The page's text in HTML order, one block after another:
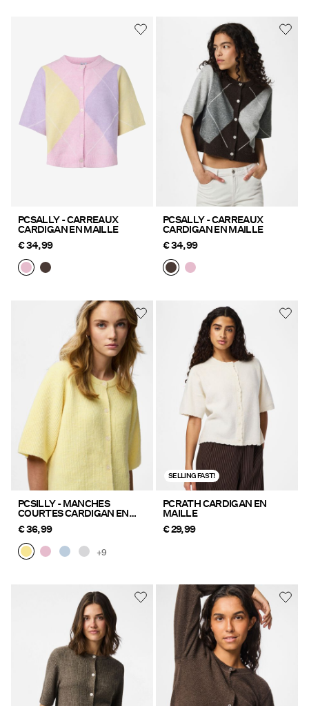
PCSALLY - CARREAUX
CARDIGAN EN MAILLE
€ 34,99
PCSALLY - CARREAUX
CARDIGAN EN MAILLE
€ 34,99
PCSILLY - MANCHES
COURTES CARDIGAN EN
€ 36,99
+9
SELLING FAST!
PCRATH CARDIGAN EN
MAILLE
€ 29,99